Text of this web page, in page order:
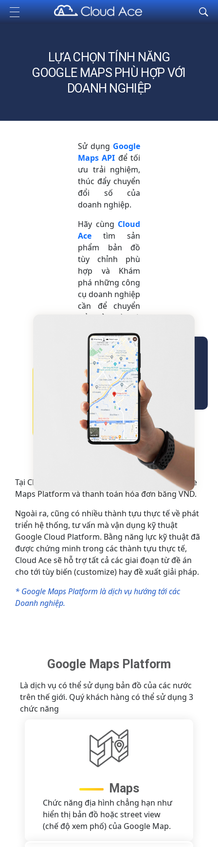
Cloud Ace
Nhà cung cấp giải pháp trên GCP cho doanh nghiệp
LỰA CHỌN TÍNH NĂNG
GOOGLE MAPS PHÙ HỢP VỚI
DOANH NGHIỆP
Sử dụng Google
Maps API để tối
ưu trải nghiệm,
thúc đẩy chuyển
đổi số của
doanh nghiệp.
Hãy cùng Cloud
Ace tìm sản
phẩm bản đồ
tùy chỉnh phù
hợp và Khám
phá những công
cụ doanh nghiệp
cần để chuyển
đổi bản đồ và
trên vị trí của
doanh nghiệp
nhé!
Giới thiệu về
Google Maps Platform
Tại Cloud Ace, khách hàng có thể sử dụng Google
Maps Platform và thanh toán hóa đơn bằng VND.
Ngoài ra, cũng có nhiều thành tựu thực tế về phát
triển hệ thống, tư vấn mà vận dụng kỹ thuật
Google Cloud Platform. Bằng năng lực kỹ thuật đã
được chứng minh trong các thành tựu thực tế,
Cloud Ace sẽ hỗ trợ tất cả các giai đoạn từ đề án
cho tới tùy biến (customize) hay đề xuất giải pháp.
* Google Maps Platform là dịch vụ hướng tới các
Doanh nghiệp.
Google Maps Platform
Là dịch vụ có thể sử dụng bản đồ của các nước
trên thế giới. Quý khách hàng có thể sử dụng 3
chức năng
Maps
Chức năng địa hình chẳng hạn như
hiển thị bản đồ hoặc street view
(chế độ xem phố) của Google Map.